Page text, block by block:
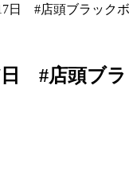
日 #店頭ブラック
日 #店頭ブ